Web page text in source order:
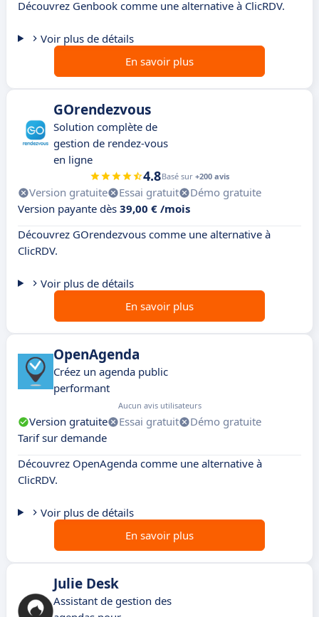
Découvrez Genbook comme une alternative à ClicRDV.
Voir plus de détails
En savoir plus
GOrendezvous
Solution complète de
gestion de rendez-vous
en ligne
4.8Basé sur +200 avis
Version gratuite Essai gratuit
Démo gratuite
Version payante dès 39,00 € /mois
Découvrez GOrendezvous comme une alternative à
ClicRDV.
Voir plus de détails
En savoir plus
OpenAgenda
Créez un agenda public
performant
Aucun avis utilisateurs
Version gratuite Essai gratuit
Démo gratuite
Tarif sur demande
Découvrez OpenAgenda comme une alternative à
ClicRDV.
Voir plus de détails
En savoir plus
Julie Desk
Assistant de gestion des